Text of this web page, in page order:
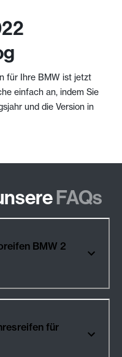
für Ihre BMW ist jetzt
einfach an, indem Sie
und die Version in
FAQs
BMW 2
für